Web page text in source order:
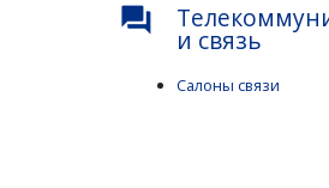
question_answer
и связь
Салоны связи